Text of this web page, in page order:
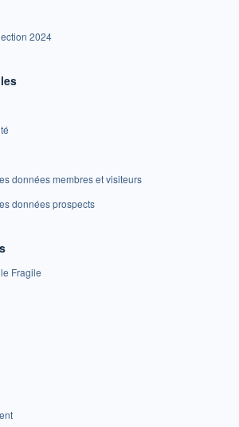
2024
données membres et visiteurs
données prospects
Fragile